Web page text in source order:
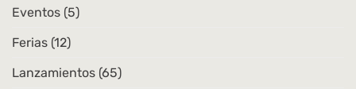
Eventos (5)
Ferias (12)
Lanzamientos (65)